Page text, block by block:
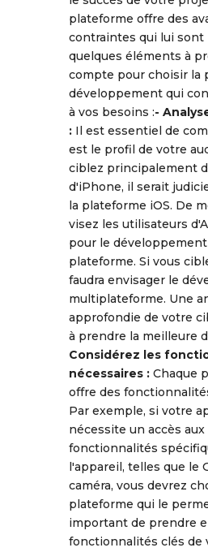
plateforme offre des
contraintes qui lui sont
quelques éléments à
compte pour choisir la
développement qui
à vos besoins :-
: Il est essentiel de
est le profil de votre
ciblez principalement
d'iPhone, il serait
la plateforme iOS. De
visez les utilisateurs
pour le
plateforme. Si vous
faudra envisager le
multiplateforme. Une
approfondie de votre
à prendre la meilleure
Considérez les
nécessaires : Chaque
offre des
Par exemple, si votre
nécessite un accès aux
fonctionnalités
l'appareil, telles que le
caméra, vous devrez
plateforme qui le
important de prendre
fonctionnalités clés de